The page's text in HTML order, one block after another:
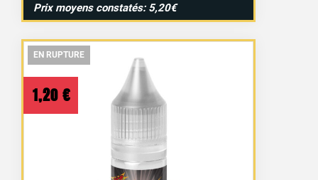
Prix moyens constatés: 5,20€
EN RUPTURE
EN RUPTURE
1,20 €
EN RUPTURE